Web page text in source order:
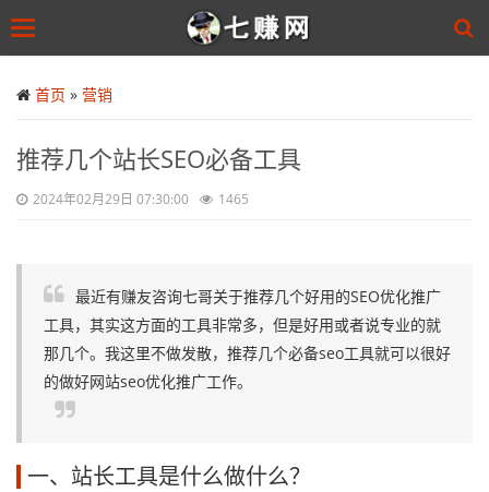
to
main
Toggle
首页 » 营销
推荐几个站长SEO必备工具
2024年02月29日 07:30:00 1465
最近有赚友咨询七哥关于推荐几个好用的SEO优化推广
工具，其实这方面的工具非常多，但是好用或者说专业的就
那几个。我这里不做发散，推荐几个必备seo工具就可以很好
的做好网站seo优化推广工作。
一、站长工具是什么做什么？